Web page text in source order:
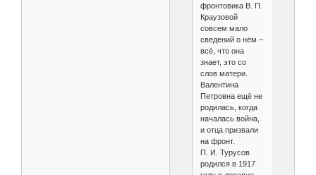
фронтовика В. П.
Краузовой
совсем мало
сведений о нём –
всё, что она
знает, это со
слов матери.
Валентина
Петровна ещё не
родилась, когда
началась война,
и отца призвали
на фронт.
П. И. Турусов
родился в 1917